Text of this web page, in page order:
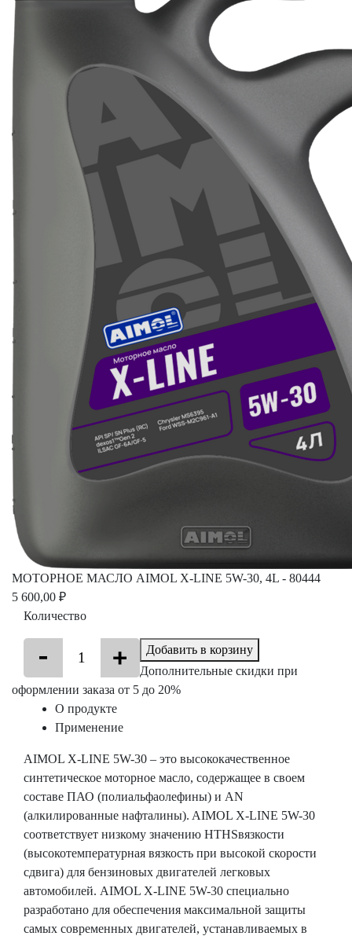
МОТОРНОЕ МАСЛО AIMOL X-LINE 5W-30, 4L - 80444
5 600,00 ₽
Количество
Добавить в корзину
Дополнительные скидки при
оформлении заказа от 5 до 20%
О продукте
Применение
AIMOL X-LINE 5W-30 – это высококачественное
синтетическое моторное масло, содержащее в своем
составе ПАО (полиальфаолефины) и AN
(алкилированные нафталины). AIMOL X-LINE 5W-30
соответствует низкому значению HTHSвязкости
(высокотемпературная вязкость при высокой скорости
сдвига) для бензиновых двигателей легковых
автомобилей. AIMOL X-LINE 5W-30 специально
разработано для обеспечения максимальной защиты
самых современных двигателей, устанавливаемых в